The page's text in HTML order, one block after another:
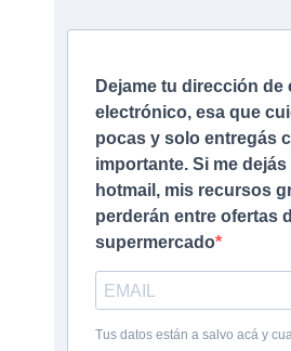
Dejame tu dirección de
electrónico, esa que
pocas y solo entregás
importante. Si me dejás
hotmail, mis recursos
perderán entre ofertas
supermercado
Tus datos están a salvo acá y